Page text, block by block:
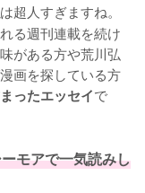
は超人すぎますね。
る週刊連載を続け
がある方や荒川弘
画を探している方
ったエッセイで
モアで一気読みし